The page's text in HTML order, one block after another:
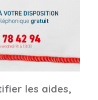
les aides,